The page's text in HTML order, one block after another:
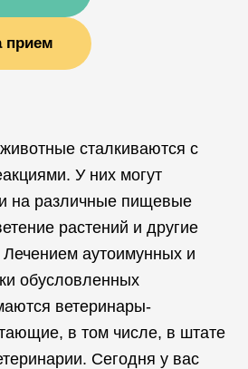
прием
сталкиваются с
У них могут
на различные пищевые
растений и другие
аутоимунных и
обусловленных
ветеринары-
в том числе, в штате
Сегодня у вас